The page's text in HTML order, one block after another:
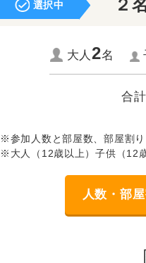
選択中 ２
大人2名
合
※参加人数と部屋数、部屋割
※大人（12歳以上）子供（12
人数・部